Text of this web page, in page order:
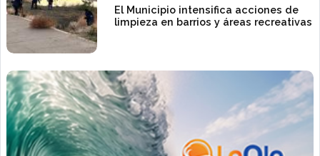
El Municipio intensifica acciones de
limpieza en barrios y áreas recreativas